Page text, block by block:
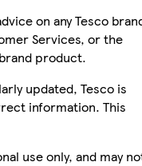
on any Tesco
Services, or the
product.
updated, Tesco is
information. This
use only, and may